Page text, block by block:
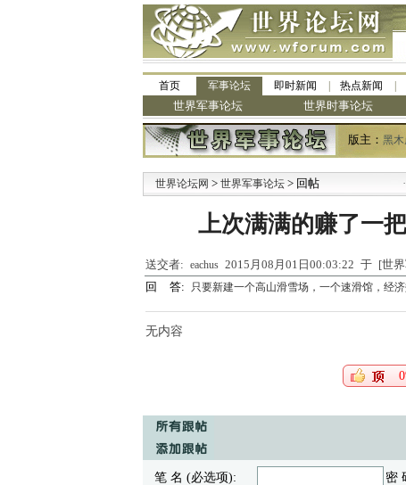
首页 军事论坛 即时新闻 热点新闻
世界军事论坛 世界时事论坛
版主： 黑木
世界论坛网 > 世界军事论坛 > 回帖
上次满满的赚了一
送交者: eachus 2015月08月01日00:03:22 于 [世
回 答: 只要新建一个高山滑雪场，一个速滑馆，经
无内容
笔 名 (必选项): 密